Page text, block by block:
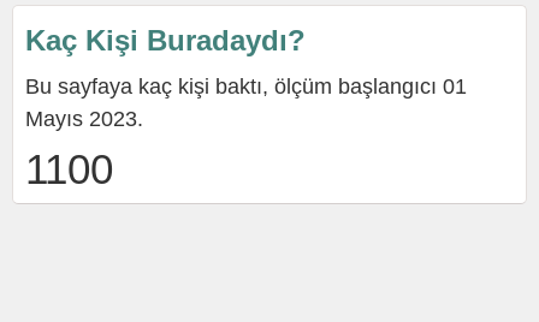
Kaç Kişi Buradaydı?
Bu sayfaya kaç kişi baktı, ölçüm başlangıcı 01
Mayıs 2023.
1100